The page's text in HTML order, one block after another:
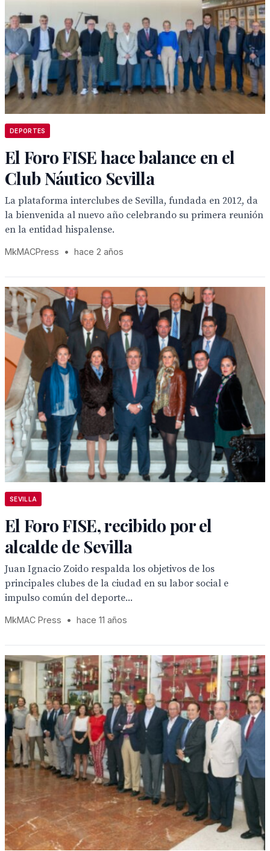
DEPORTES
El Foro FISE hace balance en el
Club Náutico Sevilla
La plataforma interclubes de Sevilla, fundada en 2012, da
la bienvenida al nuevo año celebrando su primera reunión
en la entidad hispalense.
MkMACPress • hace 2 años
SEVILLA
El Foro FISE, recibido por el
alcalde de Sevilla
Juan Ignacio Zoido respalda los objetivos de los
principales clubes de la ciudad en su labor social e
impulso común del deporte...
MkMAC Press • hace 11 años